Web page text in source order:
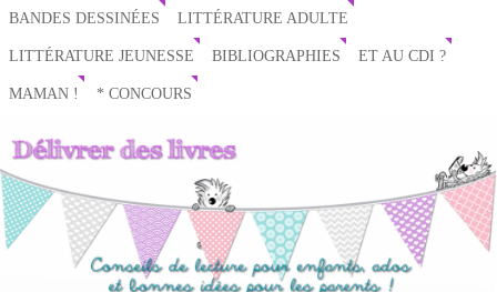
BANDES DESSINÉES LITTÉRATURE ADULTE
LITTÉRATURE JEUNESSE BIBLIOGRAPHIES ET AU CDI ?
MAMAN ! * CONCOURS